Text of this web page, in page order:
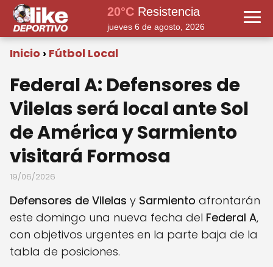
20°C Resistencia
jueves 6 de agosto, 2026
Inicio Fútbol Local
Federal A: Defensores de
Vilelas será local ante Sol
de América y Sarmiento
visitará Formosa
19/06/2026
Defensores de Vilelas y Sarmiento afrontarán
este domingo una nueva fecha del Federal A,
con objetivos urgentes en la parte baja de la
tabla de posiciones.